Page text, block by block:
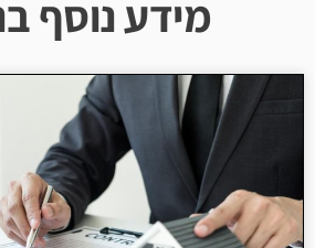
מידע נוסף